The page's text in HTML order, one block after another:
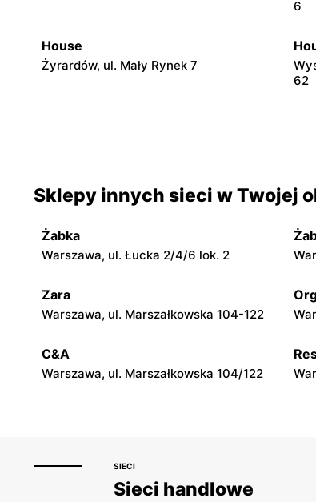
6
House
Żyrardów, ul. Mały Rynek 7
62
Siedlce, ul. Józefa Piłsudskiego 74
House
Płock, ul. Tumska 13
House
1
Sklepy innych sieci w Twojej
Żabka
Warszawa, ul. Łucka 2/4/6 lok. 2
Zara
Warszawa, ul. Marszałkowska 104-122
C&A
Warszawa, ul. Marszałkowska 104/122
SIECI
Sieci handlowe